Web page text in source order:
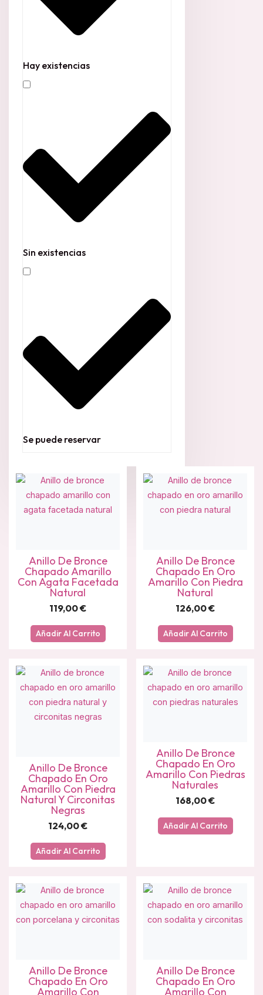
Hay existencias
Sin existencias
Se puede reservar
Anillo De Bronce
Chapado Amarillo
Con Agata Facetada
Natural
119,00€
Añadir Al Carrito
Anillo De Bronce
Chapado En Oro
Amarillo Con Piedra
Natural
126,00€
Añadir Al Carrito
Anillo De Bronce
Chapado En Oro
Amarillo Con Piedra
Natural Y Circonitas
Negras
124,00€
Añadir Al Carrito
Anillo De Bronce
Chapado En Oro
Amarillo Con Piedras
Naturales
168,00€
Añadir Al Carrito
Anillo De Bronce
Chapado En Oro
Amarillo Con
Anillo De Bronce
Chapado En Oro
Amarillo Con